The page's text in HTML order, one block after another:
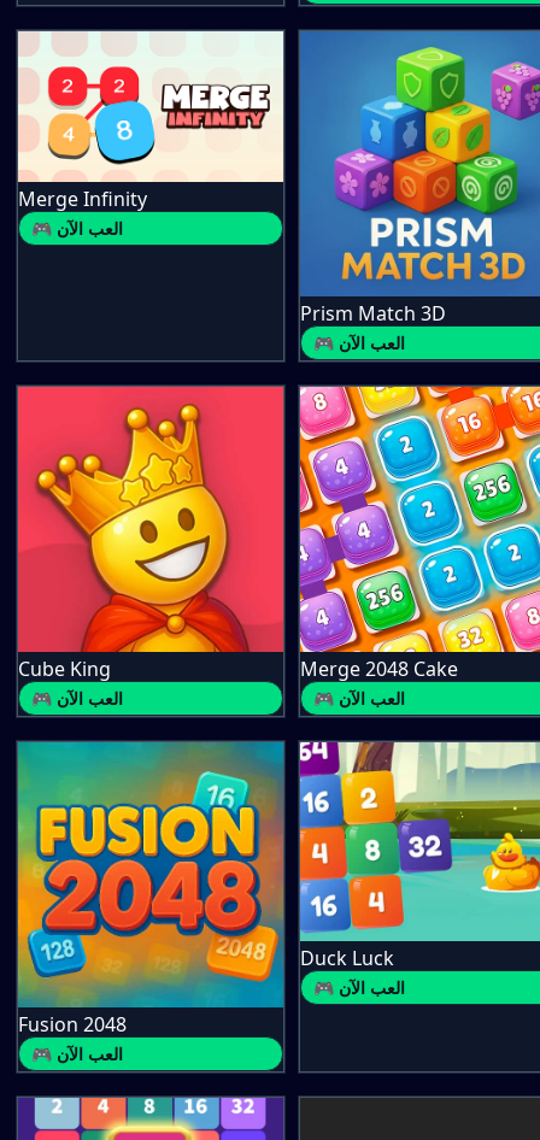
Merge Infinity
🎮 العب الآن
Prism Match 3D
🎮 العب الآن
Cube King
🎮 العب الآن
Merge 2048 Cake
🎮 العب الآن
Fusion 2048
🎮 العب الآن
Duck Luck
🎮 العب الآن